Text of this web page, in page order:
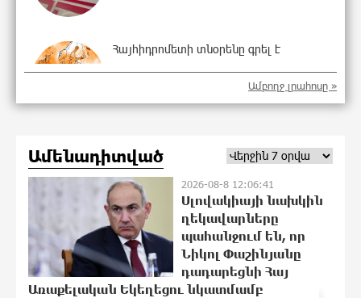
Հայհիդրոմետի տնօրենը գրել է
Արտակարգ դեպք՝ Երևանում․ կոտրել
են «Հույս բոլոր մարդկանց»
հիմնադրամի շենքի պատուհաններն
ու դռները
22:07:09 8-08-2026
Ալիևն ու Թրամփը հեռախոսազրույց
են ունեցել
21:48:41 8-08-2026
Ամբողջ լրահոսը »
Ամենադիտված
2026-08-8 12:06:41
Սլովակիայի նախկին
ղեկավարները
պահանջում են, որ
Նիկոլ Փաշինյանը
դադարեցնի Հայ
Առաքելական Եկեղեցու նկատմամբ